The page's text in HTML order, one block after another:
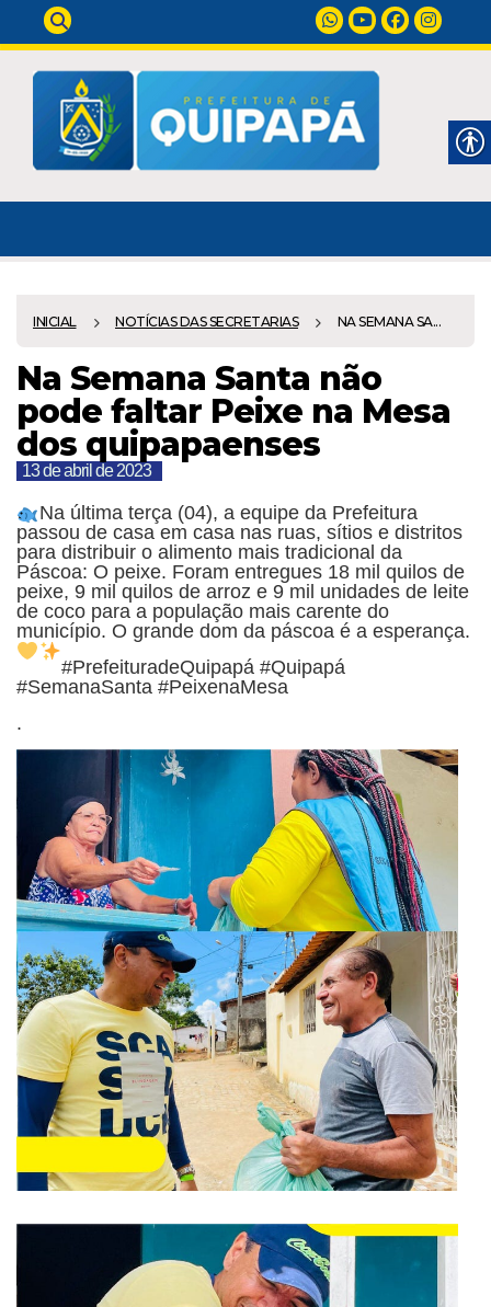
INICIAL NOTÍCIAS DAS SECRETARIAS NA SEMANA SA...
Na Semana Santa não
pode faltar Peixe na Mesa
dos quipapaenses
13 de abril de 2023
Na última terça (04), a equipe da Prefeitura
passou de casa em casa nas ruas, sítios e distritos
para distribuir o alimento mais tradicional da
Páscoa: O peixe. Foram entregues 18 mil quilos de
peixe, 9 mil quilos de arroz e 9 mil unidades de leite
de coco para a população mais carente do
município. O grande dom da páscoa é a esperança.
#PrefeituradeQuipapá #Quipapá
#SemanaSanta #PeixenaMesa
.